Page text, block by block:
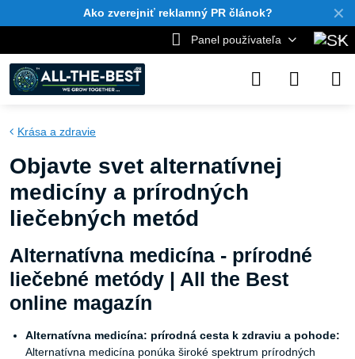
✕
Ako zverejniť reklamný PR článok?
Panel používateľa
Krása a zdravie
Objavte svet alternatívnej
medicíny a prírodných
liečebných metód
Alternatívna medicína - prírodné
liečebné metódy | All the Best
online magazín
Alternatívna medicína: prírodná cesta k zdraviu a pohode:
Alternatívna medicína ponúka široké spektrum prírodných